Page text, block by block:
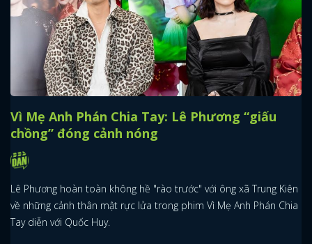
x
ĐĂNG NHẬP
Vì Mẹ Anh Phán Chia Tay: Lê Phương “giấu
chồng” đóng cảnh nóng
Lê Phương hoàn toàn không hề "rào trước" với ông xã Trung Kiên
về những cảnh thân mật rực lửa trong phim Vì Mẹ Anh Phán Chia
Tay diễn với Quốc Huy.